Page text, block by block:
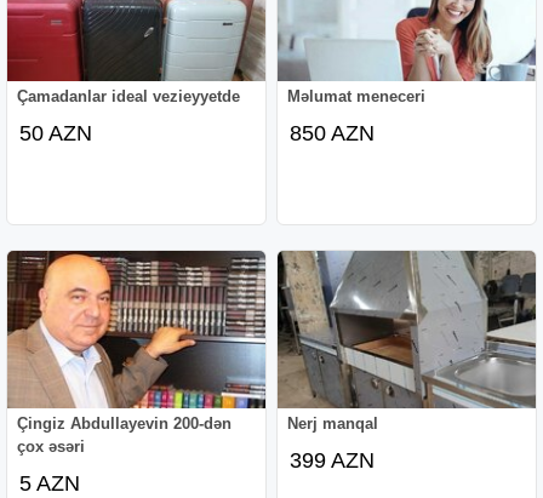
Xəstəbaşımonitor
Alkotester
Limfodrenaj aparatı
Çamadanlar ideal vezieyyetde
50 AZN
Məlumat meneceri
850 AZN
Çingiz Abdullayevin 200-dən
çox əsəri
5 AZN
Nerj manqal
399 AZN